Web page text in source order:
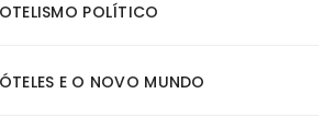
POLÍTICO
E O NOVO MUNDO